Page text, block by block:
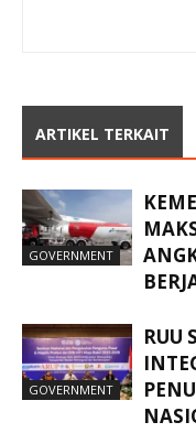
ARTIKEL TERKAIT
GOVERNMENT
GOVERNMENT
RUU